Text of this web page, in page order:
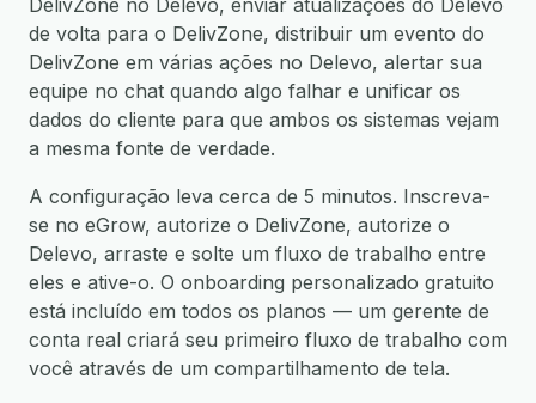
DelivZone no Delevo, enviar atualizações do Delevo
de volta para o DelivZone, distribuir um evento do
DelivZone em várias ações no Delevo, alertar sua
equipe no chat quando algo falhar e unificar os
dados do cliente para que ambos os sistemas vejam
a mesma fonte de verdade.
A configuração leva cerca de 5 minutos. Inscreva-
se no eGrow, autorize o DelivZone, autorize o
Delevo, arraste e solte um fluxo de trabalho entre
eles e ative-o. O onboarding personalizado gratuito
está incluído em todos os planos — um gerente de
conta real criará seu primeiro fluxo de trabalho com
você através de um compartilhamento de tela.